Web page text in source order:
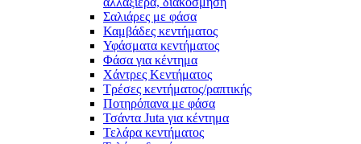
Σαλιάρες με φάσα
Καμβάδες κεντήματος
Υφάσματα κεντήματος
Φάσα για κέντημα
Χάντρες Κεντήματος
Τρέσες κεντήματος/ραπτικής
Ποτηρόπανα με φάσα
Τσάντα Juta για κέντημα
Τελάρα κεντήματος